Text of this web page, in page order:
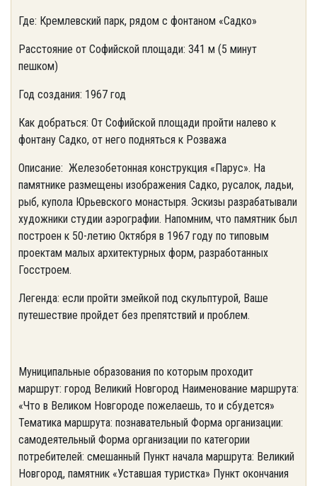
Где: Кремлевский парк, рядом с фонтаном «Садко»
Расстояние от Софийской площади: 341 м (5 минут
пешком)
Год создания: 1967 год
Как добраться: От Софийской площади пройти налево к
фонтану Садко, от него подняться к Розважа
Описание: Железобетонная конструкция «Парус». На
памятнике размещены изображения Садко, русалок, ладьи,
рыб, купола Юрьевского монастыря. Эскизы разрабатывали
художники студии аэрографии. Напомним, что памятник был
построен к 50-летию Октября в 1967 году по типовым
проектам малых архитектурных форм, разработанных
Госстроем.
Легенда: если пройти змейкой под скульптурой, Ваше
путешествие пройдет без препятствий и проблем.
Муниципальные образования по которым проходит
маршрут: город Великий Новгород Наименование маршрута:
«Что в Великом Новгороде пожелаешь, то и сбудется»
Тематика маршрута: познавательный Форма организации:
самодеятельный Форма организации по категории
потребителей: смешанный Пункт начала маршрута: Великий
Новгород, памятник «Уставшая туристка» Пункт окончания